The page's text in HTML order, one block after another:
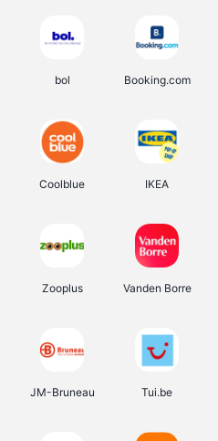
bol Booking.com
Coolblue IKEA
Zooplus Vanden Borre
JM-Bruneau Tui.be